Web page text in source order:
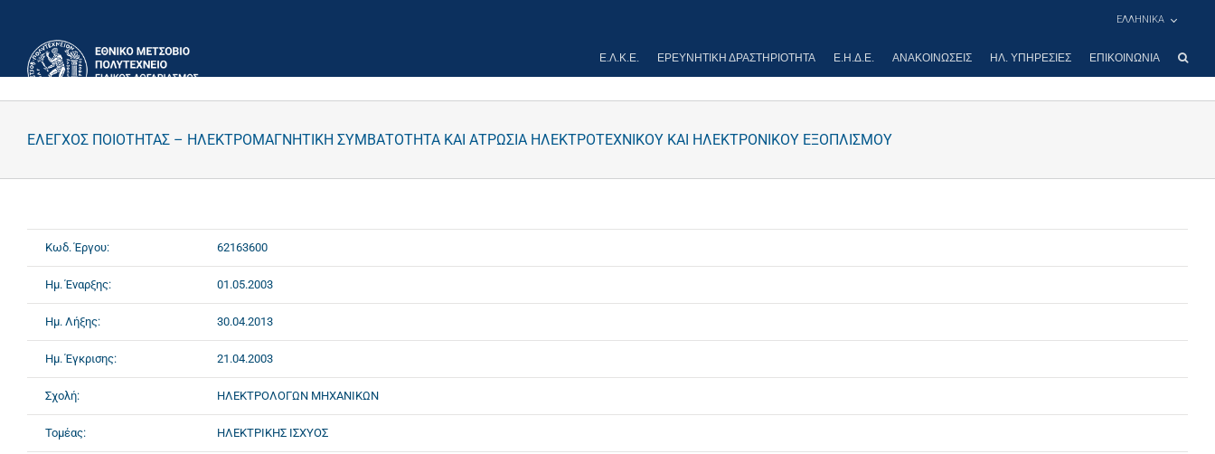
περιεχόμενο
ΕΛΛΗΝΙΚΑ
Ε.Λ.Κ.Ε. ΕΡΕΥΝΗΤΙΚΉ ΔΡΑΣΤΗΡΙΌΤΗΤΑ Ε.Η.Δ.Ε. ΑΝΑΚΟΙΝΏΣΕΙΣ ΗΛ. ΥΠΗΡΕΣΊΕΣ ΕΠΙΚΟΙΝΩΝΊΑ
ΕΛΕΓΧΟΣ ΠΟΙΟΤΗΤΑΣ – ΗΛΕΚΤΡΟΜΑΓΝΗΤΙΚΗ ΣΥΜΒΑΤΟΤΗΤΑ ΚΑΙ ΑΤΡΩΣΙΑ ΗΛΕΚΤΡΟΤΕΧΝΙΚΟΥ ΚΑΙ ΗΛΕΚΤΡΟΝΙΚΟΥ ΕΞΟΠΛΙΣΜΟΥ
Κωδ. Έργου: 62163600
Ημ. Έναρξης: 01.05.2003
Ημ. Λήξης: 30.04.2013
Ημ. Έγκρισης: 21.04.2003
Σχολή: ΗΛΕΚΤΡΟΛΟΓΩΝ ΜΗΧΑΝΙΚΩΝ
Τομέας: ΗΛΕΚΤΡΙΚΗΣ ΙΣΧΥΟΣ